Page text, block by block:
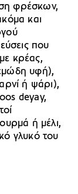
φρέσκων,
και
που
κρέας,
υφή),
ή ψάρι),
deyay,
ή μέλι,
γλυκό του